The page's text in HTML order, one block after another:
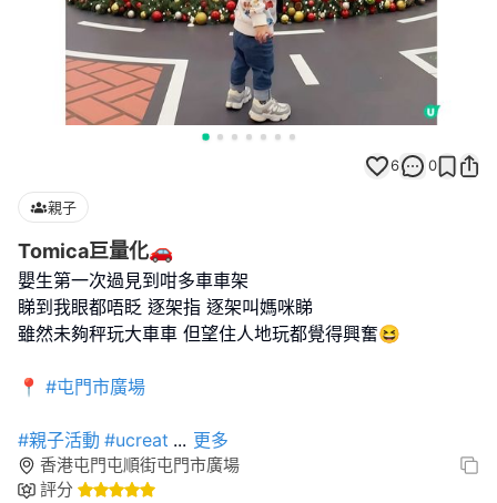
6 0
親子
Tomica巨量化🚗
嬰生第一次過見到咁多車車架
睇到我眼都唔眨 逐架指 逐架叫媽咪睇
雖然未夠秤玩大車車 但望住人地玩都覺得興奮😆
📍 #屯門市廣場
#親子活動 #ucreat ... 更多
香港屯門屯順街屯門市廣場
評分